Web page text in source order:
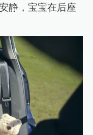
静，宝宝在后座